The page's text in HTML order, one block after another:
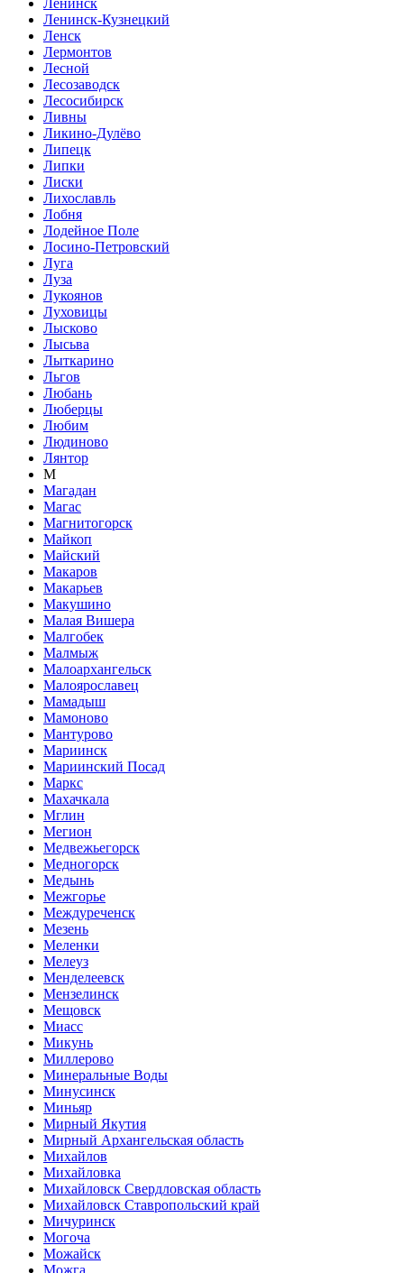
Ленинск-Кузнецкий
Ленск
Лермонтов
Лесной
Лесозаводск
Лесосибирск
Ливны
Ликино-Дулёво
Липецк
Липки
Лиски
Лихославль
Лобня
Лодейное Поле
Лосино-Петровский
Луга
Луза
Лукоянов
Луховицы
Лысково
Лысьва
Лыткарино
Льгов
Любань
Люберцы
Любим
Людиново
Лянтор
М
Магадан
Магас
Магнитогорск
Майкоп
Майский
Макаров
Макарьев
Макушино
Малая Вишера
Малгобек
Малмыж
Малоархангельск
Малоярославец
Мамадыш
Мамоново
Мантурово
Мариинск
Мариинский Посад
Маркс
Махачкала
Мглин
Мегион
Медвежьегорск
Медногорск
Медынь
Межгорье
Междуреченск
Мезень
Меленки
Мелеуз
Менделеевск
Мензелинск
Мещовск
Миасс
Микунь
Миллерово
Минеральные Воды
Минусинск
Миньяр
Мирный Якутия
Мирный Архангельская область
Михайлов
Михайловка
Михайловск Свердловская область
Михайловск Ставропольский край
Мичуринск
Могоча
Можайск
Можга